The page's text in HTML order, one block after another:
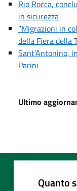
Rio Rocca,
in sicurezza
“Migrazioni in
della Fiera della
Sant'Antonino,
Parini
Ultimo
Quanto